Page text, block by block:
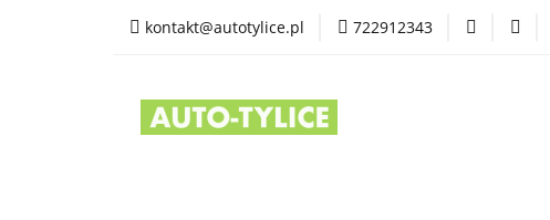
kontakt@autotylice.pl 722912343